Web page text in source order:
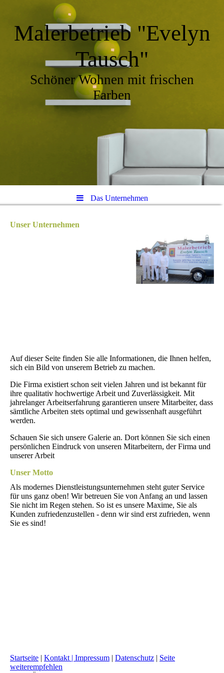
Malerbetrieb "Evelyn
Tausch"
Schöner Wohnen mit frischen
Farben
Das Unternehmen
Unser Unternehmen
Auf dieser Seite finden Sie alle Informationen, die Ihnen helfen,
sich ein Bild von unserem Betrieb zu machen.
Die Firma existiert schon seit vielen Jahren und ist bekannt für
ihre qualitativ hochwertige Arbeit und Zuverlässigkeit. Mit
jahrelanger Arbeitserfahrung garantieren unsere Mitarbeiter, dass
sämtliche Arbeiten stets optimal und gewissenhaft ausgeführt
werden.
Schauen Sie sich unsere Galerie an. Dort können Sie sich einen
persönlichen Eindruck von unseren Mitarbeitern, der Firma und
unserer Arbeit
Unser Motto
Als modernes Dienstleistungsunternehmen steht guter Service
für uns ganz oben! Wir betreuen Sie von Anfang an und lassen
Sie nicht im Regen stehen. So ist es unsere Maxime, Sie als
Kunden zufriedenzustellen - denn wir sind erst zufrieden, wenn
Sie es sind!
Startseite | Kontakt | Impressum | Datenschutz | Seite
weiterempfehlen